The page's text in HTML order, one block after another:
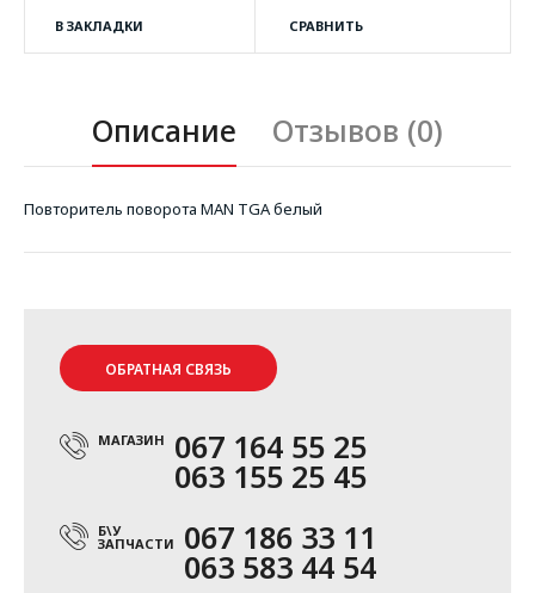
В ЗАКЛАДКИ СРАВНИТЬ
Описание Отзывов (0)
Повторитель поворота MAN TGA белый
ОБРАТНАЯ СВЯЗЬ
МАГАЗИН 067 164 55 25
063 155 25 45
Б\У
ЗАПЧАСТИ 067 186 33 11
063 583 44 54